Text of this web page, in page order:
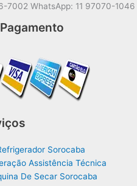
7002 WhatsApp: 11 97070-1046
Sorocaba
Assistência Técnica
De Secar Sorocaba